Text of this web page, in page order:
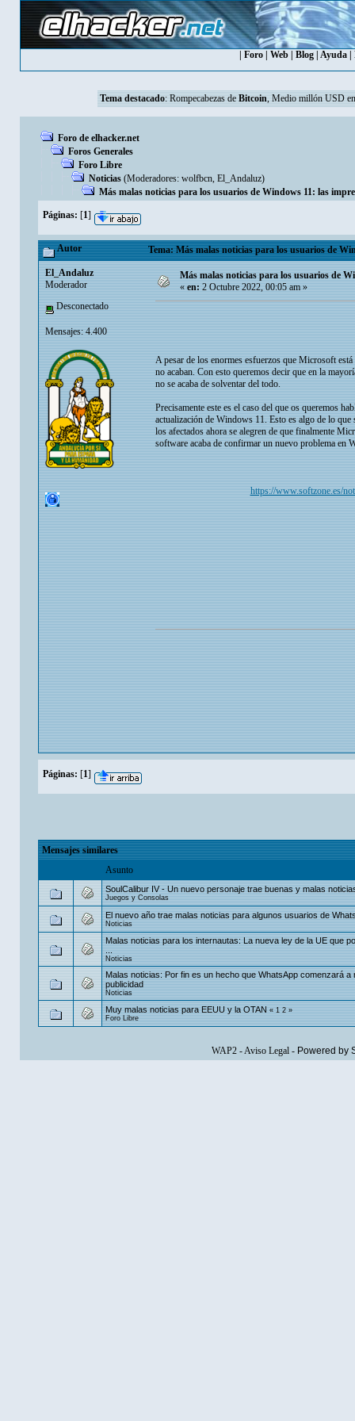
Foro Web Blog Ayuda
Tema destacado: Rompecabezas de Bitcoin, Medio millón USD
Foro de elhacker.net
Foros Generales
Foro Libre
Noticias (Moderadores: wolfbcn, El_Andaluz)
Más malas noticias para los usuarios de Windows 11: las
Páginas: [1]
Autor Tema: Más malas noticias para los usuarios de
El_Andaluz
Moderador
Desconectado
Mensajes: 4.400
Más malas noticias para los usuarios de
«en:2 Octubre 2022, 00:05 am »
A pesar de los enormes esfuerzos que Microsoft
no acaban. Con esto queremos decir que en la
no se acaba de solventar del todo.
Precisamente este es el caso del que os queremos
actualización de Windows 11. Esto es algo de lo
los afectados ahora se alegren de que finalmente
software acaba de confirmar un nuevo problema en
https://www.softzone.es/
Páginas: [1]
Mensajes similares
Asunto
SoulCalibur IV - Un nuevo personaje trae buenas y malas
Juegos y Consolas
El nuevo año trae malas noticias para algunos usuarios de
Noticias
Malas noticias para los internautas: La nueva ley de la UE que
...
Noticias
Malas noticias: Por fin es un hecho que WhatsApp comenzará a
publicidad
Noticias
Muy malas noticias para EEUU y la OTAN «1 2»
Foro Libre
WAP2-Aviso Legal- Powered by